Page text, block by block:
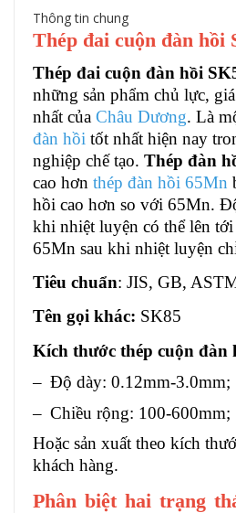
Thông tin chung
Thép đai cuộn đàn hồi
Thép đai cuộn đàn hồi
những sản phẩm chủ lực,
nhất của Châu Dương. Là
đàn hồi tốt nhất hiện nay
nghiệp chế tạo. Thép đàn
cao hơn thép đàn hồi 65Mn
hồi cao hơn so với 65Mn.
khi nhiệt luyện có thể lên
65Mn sau khi nhiệt luyện
Tiêu chuẩn: JIS, GB,
Tên gọi khác: SK85
Kích thước thép cuộn đàn
– Độ dày: 0.12mm-3.0mm;
– Chiều rộng: 100-600mm;
Hoặc sản xuất theo kích
khách hàng.
Phân biệt hai trạng